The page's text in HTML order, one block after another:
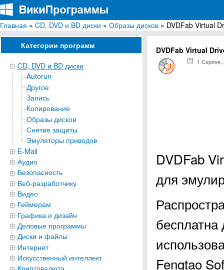
ВикиПрограммы
Энциклопедия бесплатных компьютерных программ для Windows
Главная » CD, DVD и BD диски » Образы дисков » DVDFab Virtual
Категории программ
CD, DVD и BD диски
Autorun
Другое
Запись
Копирование
Образы дисков
Снятие защиты
Эмуляторы приводов
E-Mail
Аудио
Безопасность
Веб-разработчику
Видео
Геймерам
Графика и дизайн
Деловые программы
Диски и файлы
Интернет
Искусственный интеллект
DVDFab Virtual
1 Серпня,
DVDFab
для
бесплатна
Fengtao